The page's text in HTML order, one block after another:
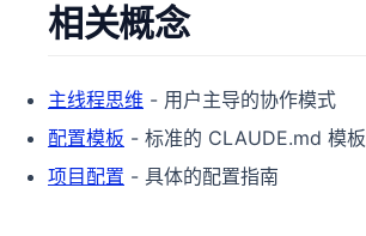
相关概念
主线程思维 - 用户主导的协作模式
配置模板 - 标准的 CLAUDE.md 模板
项目配置 - 具体的配置指南